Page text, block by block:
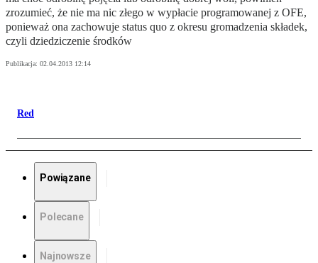
zrozumieć, że nie ma nic złego w wypłacie programowanej z OFE,
ponieważ ona zachowuje status quo z okresu gromadzenia składek,
czyli dziedziczenie środków
Publikacja: 02.04.2013 12:14
Red
Powiązane
Polecane
Najnowsze